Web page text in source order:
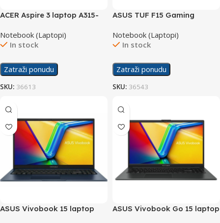
ACER Aspire 3 laptop A315-
Notebook (Laptopi)
In stock
Zatraži ponudu
SKU: 36613
ASUS TUF F15 Gaming
HN081/24GB
Notebook (Laptopi)
In stock
Zatraži ponudu
SKU: 36543
ASUS Vivobook 15 laptop
ASUS Vivobook Go 15 laptop